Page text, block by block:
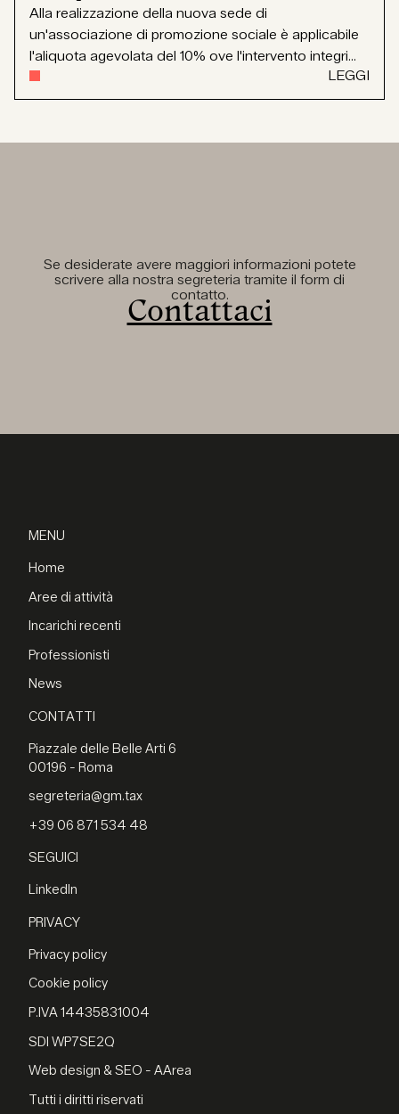
Alla realizzazione della nuova sede di
un'associazione di promozione sociale è applicabile
l'aliquota agevolata del 10% ove l'intervento integri...
LEGGI
Se desiderate avere maggiori informazioni potete
scrivere alla nostra segreteria tramite il form di
contatto.
Contattaci
MENU
Home
Aree di attività
Incarichi recenti
Professionisti
News
CONTATTI
Piazzale delle Belle Arti 6
00196 - Roma
segreteria@gm.tax
+39 06 871 534 48
SEGUICI
LinkedIn
PRIVACY
Privacy policy
Cookie policy
P.IVA 14435831004
SDI WP7SE2Q
Web design & SEO - AArea
Tutti i diritti riservati